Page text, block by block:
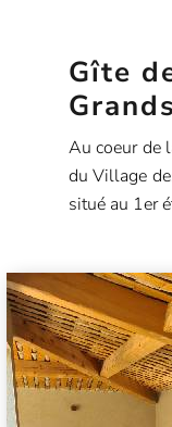
Gîte
Au coeur de
du Village
situé au 1er